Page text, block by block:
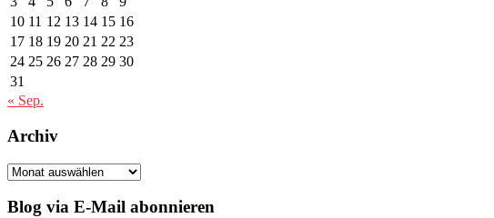
10 11 12 13 14 15 16
17 18 19 20 21 22 23
24 25 26 27 28 29 30
31
« Sep.
Archiv
Archiv
Blog via E-Mail abonnieren